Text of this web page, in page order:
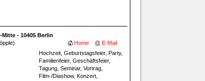
- 10405 Berlin
Home E-Mail
Hochzeit, Geburtstagsfeier, Party,
Familienfeier, Geschäftsfeier,
Tagung, Seminar, Vortrag,
Film-/Diashow, Konzert,